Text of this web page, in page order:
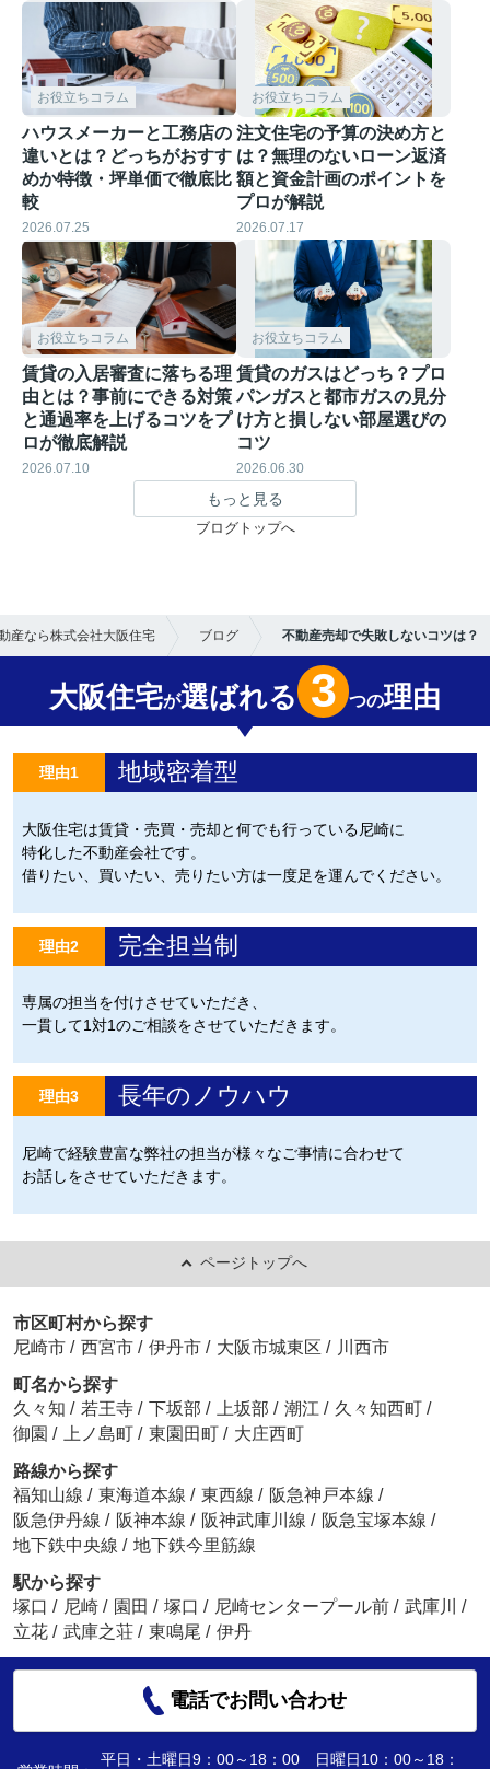
お役立ちコラム
ハウスメーカーと工務店の
違いとは？どっちがおすす
めか特徴・坪単価で徹底比
較
2026.07.25
お役立ちコラム
注文住宅の予算の決め方と
は？無理のないローン返済
額と資金計画のポイントを
プロが解説
2026.07.17
お役立ちコラム
賃貸の入居審査に落ちる理
由とは？事前にできる対策
と通過率を上げるコツをプ
ロが徹底解説
2026.07.10
お役立ちコラム
賃貸のガスはどっち？プロ
パンガスと都市ガスの見分
け方と損しない部屋選びの
コツ
2026.06.30
もっと見る
ブログトップへ
産なら株式会社大阪住宅 ブログ 不動産売却で失敗しないコツは？
大阪住宅が選ばれる 3 つの理由
理由1 地域密着型
大阪住宅は賃貸・売買・売却と何でも行っている尼崎に
特化した不動産会社です。
借りたい、買いたい、売りたい方は一度足を運んでください。
理由2 完全担当制
専属の担当を付けさせていただき、
一貫して1対1のご相談をさせていただきます。
理由3 長年のノウハウ
尼崎で経験豊富な弊社の担当が様々なご事情に合わせて
お話しをさせていただきます。
ページトップへ
市区町村から探す
尼崎市 / 西宮市 / 伊丹市 / 大阪市城東区 / 川西市
町名から探す
久々知 / 若王寺 / 下坂部 / 上坂部 / 潮江 / 久々知西町 /
御園 / 上ノ島町 / 東園田町 / 大庄西町
路線から探す
福知山線 / 東海道本線 / 東西線 / 阪急神戸本線 /
阪急伊丹線 / 阪神本線 / 阪神武庫川線 / 阪急宝塚本線 /
地下鉄中央線 / 地下鉄今里筋線
駅から探す
塚口 / 尼崎 / 園田 / 塚口 / 尼崎センタープール前 / 武庫川
/
立花 / 武庫之荘 / 東鳴尾 / 伊丹
電話でお問い合わせ
平日・土曜日9：00～18：00 日曜日10：00～18：